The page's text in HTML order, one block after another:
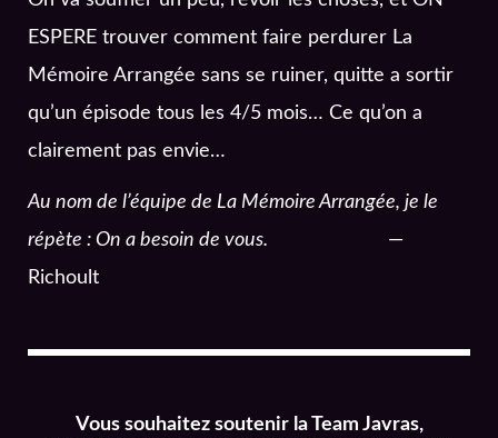
ESPERE trouver comment faire perdurer La
Mémoire Arrangée sans se ruiner, quitte a sortir
qu’un épisode tous les 4/5 mois… Ce qu’on a
clairement pas envie…
Au nom de l’équipe de La Mémoire Arrangée, je le
répète : On a besoin de vous. —
Richoult
Vous souhaitez soutenir la Team Javras,